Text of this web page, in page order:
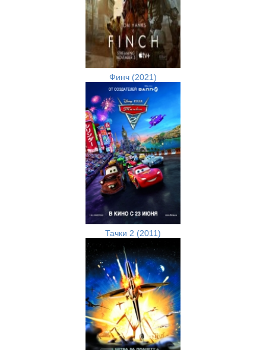
Финч (2021)
Тачки 2 (2011)